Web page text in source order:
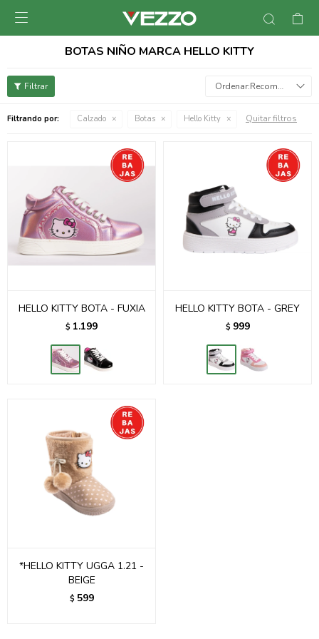

BOTAS NIÑO MARCA HELLO KITTY
Recomendados
Filtrando por: Calzado Botas Hello Kitty Quitar filtros
HELLO KITTY BOTA - FUXIA
$ 1.199
HELLO KITTY BOTA - GREY
$ 999
*HELLO KITTY UGGA 1.21 -
BEIGE
$ 599